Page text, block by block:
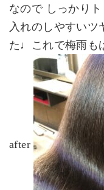
なので しっかり
入れのしやすいツ
た♩これで梅雨も
after